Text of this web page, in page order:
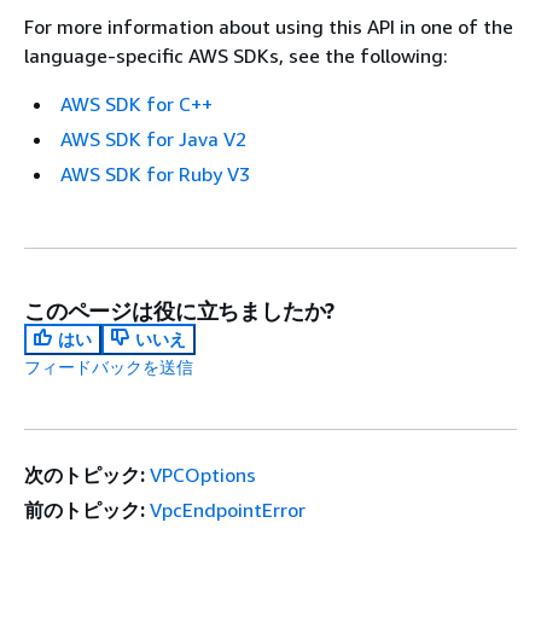
For more information about using this API in one of the
language-specific AWS SDKs, see the following:
AWS SDK for C++
AWS SDK for Java V2
AWS SDK for Ruby V3
このページは役に立ちましたか?
はい
いいえ
フィードバックを送信
次のトピック: VPCOptions
前のトピック: VpcEndpointError